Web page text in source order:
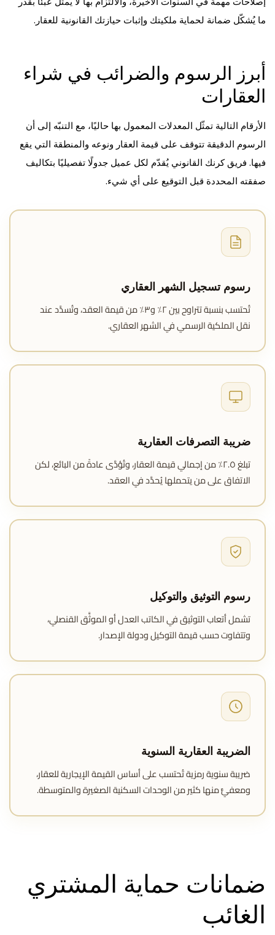
ما يُشكّل ضمانة لحماية ملكيتك وإثبات حيازتك القانونية للعقار.
أبرز الرسوم والضرائب في شراء
العقارات
الأرقام التالية تمثّل المعدلات المعمول بها حاليًا، مع التنبّه إلى أن
الرسوم الدقيقة تتوقف على قيمة العقار ونوعه والمنطقة التي يقع
فيها. فريق كرنك القانوني يُقدّم لكل عميل جدولًا تفصيليًا بتكاليف
صفقته المحددة قبل التوقيع على أي شيء.
رسوم تسجيل الشهر العقاري
تُحتسب بنسبة تتراوح بين ٢٪ و٣٪ من قيمة العقد، وتُسدَّد عند
نقل الملكية الرسمي في الشهر العقاري.
ضريبة التصرفات العقارية
تبلغ ٢.٥٪ من إجمالي قيمة العقار، وتُؤدَّى عادةً من البائع، لكن
الاتفاق على من يتحملها يُحدَّد في العقد.
رسوم التوثيق والتوكيل
تشمل أتعاب التوثيق في الكاتب العدل أو الموثَّق القنصلي،
وتتفاوت حسب قيمة التوكيل ودولة الإصدار.
الضريبة العقارية السنوية
ضريبة سنوية رمزية تُحتسب على أساس القيمة الإيجارية للعقار،
ومعفيٌّ منها كثير من الوحدات السكنية الصغيرة والمتوسطة.
ضمانات حماية المشتري
الغائب